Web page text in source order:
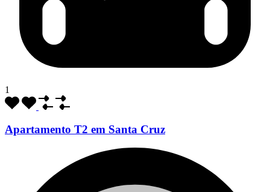
1
Apartamento T2 em Santa Cruz